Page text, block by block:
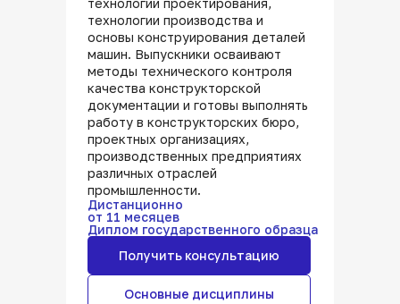
технологий проектирования,
технологии производства и
основы конструирования деталей
машин. Выпускники осваивают
методы технического контроля
качества конструкторской
документации и готовы выполнять
работу в конструкторских бюро,
проектных организациях,
производственных предприятиях
различных отраслей
промышленности.
Дистанционно
от 11 месяцев
Диплом государственного образца
Получить консультацию
Основные дисциплины